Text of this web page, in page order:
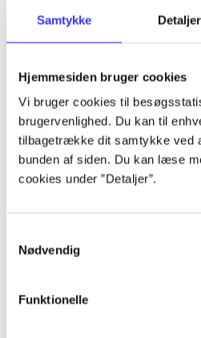
Samtykke Detaljer
Hjemmesiden bruger cookies
Vi bruger cookies til
brugervenlighed. Du kan til
tilbagetrække dit samtykke ved
bunden af siden. Du kan læse
cookies under ”Detaljer”.
Nødvendig
Funktionelle
lorem
lorem
lorem
lorem
lorem
lorem
lorem
lorem